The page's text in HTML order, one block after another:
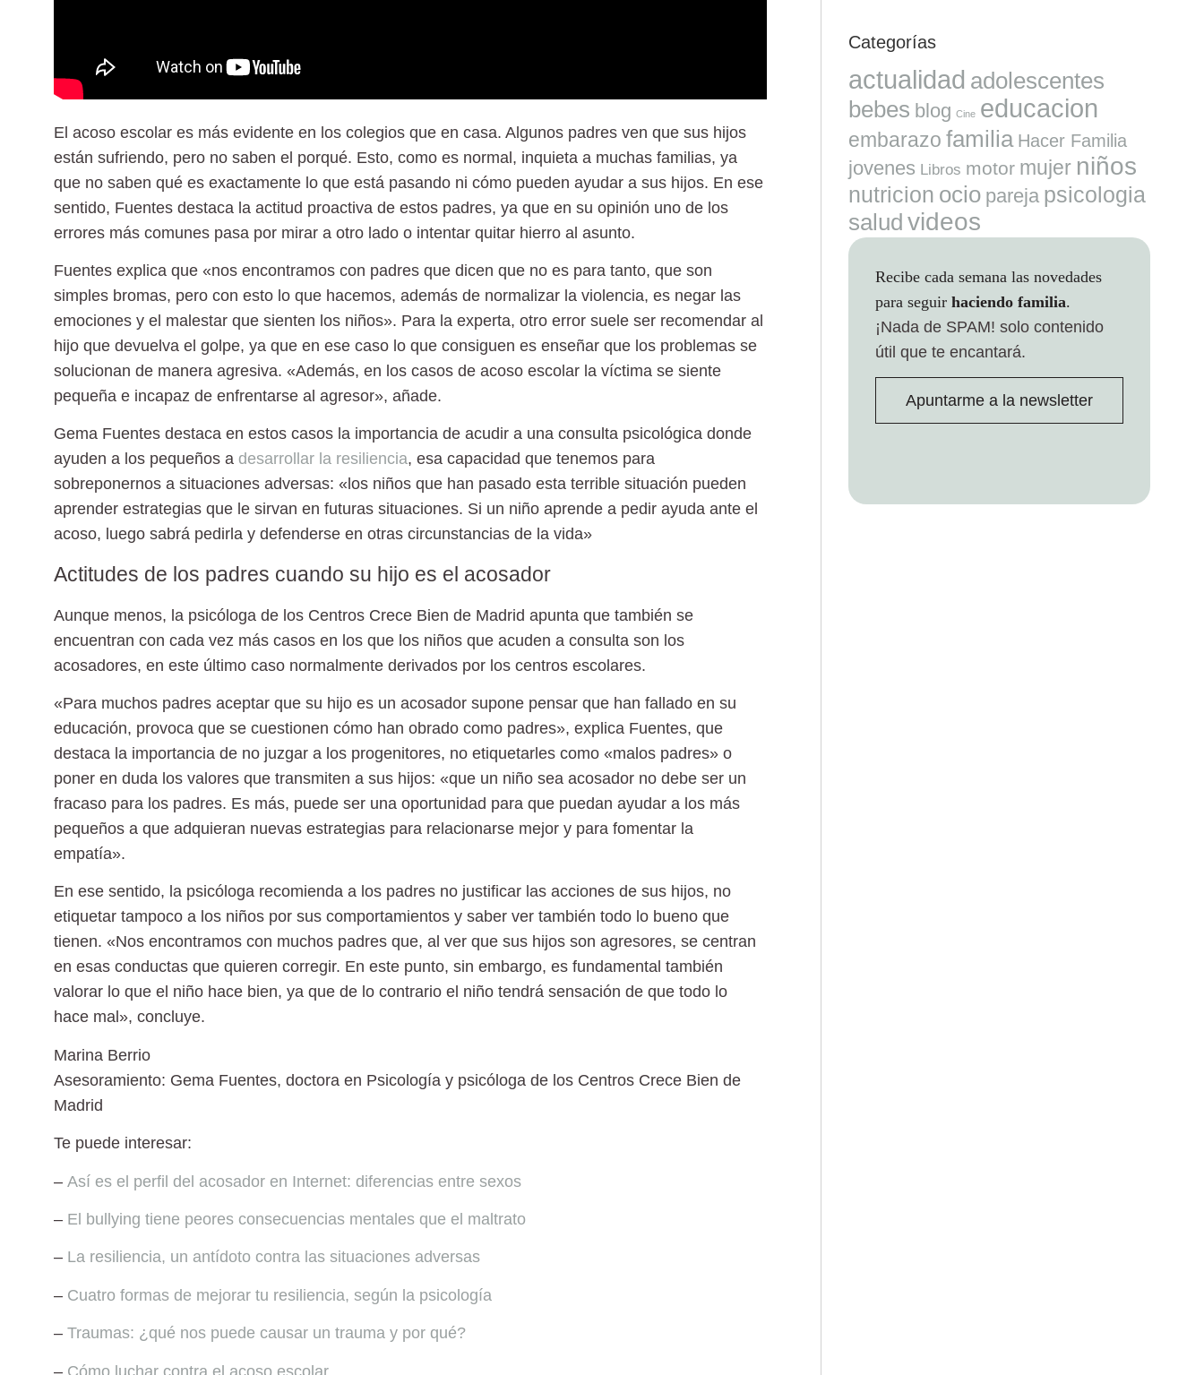
El acoso escolar es más evidente en los colegios que en casa. Algunos padres ven que sus hijos
están sufriendo, pero no saben el porqué. Esto, como es normal, inquieta a muchas familias, ya
que no saben qué es exactamente lo que está pasando ni cómo pueden ayudar a sus hijos. En ese
sentido, Fuentes destaca la actitud proactiva de estos padres, ya que en su opinión uno de los
errores más comunes pasa por mirar a otro lado o intentar quitar hierro al asunto.
Fuentes explica que «nos encontramos con padres que dicen que no es para tanto, que son
simples bromas, pero con esto lo que hacemos, además de normalizar la violencia, es negar las
emociones y el malestar que sienten los niños». Para la experta, otro error suele ser recomendar al
hijo que devuelva el golpe, ya que en ese caso lo que consiguen es enseñar que los problemas se
solucionan de manera agresiva. «Además, en los casos de acoso escolar la víctima se siente
pequeña e incapaz de enfrentarse al agresor», añade.
Gema Fuentes destaca en estos casos la importancia de acudir a una consulta psicológica donde
ayuden a los pequeños a desarrollar la resiliencia, esa capacidad que tenemos para
sobreponernos a situaciones adversas: «los niños que han pasado esta terrible situación pueden
aprender estrategias que le sirvan en futuras situaciones. Si un niño aprende a pedir ayuda ante el
acoso, luego sabrá pedirla y defenderse en otras circunstancias de la vida»
Actitudes de los padres cuando su hijo es el acosador
Aunque menos, la psicóloga de los Centros Crece Bien de Madrid apunta que también se
encuentran con cada vez más casos en los que los niños que acuden a consulta son los
acosadores, en este último caso normalmente derivados por los centros escolares.
«Para muchos padres aceptar que su hijo es un acosador supone pensar que han fallado en su
educación, provoca que se cuestionen cómo han obrado como padres», explica Fuentes, que
destaca la importancia de no juzgar a los progenitores, no etiquetarles como «malos padres» o
poner en duda los valores que transmiten a sus hijos: «que un niño sea acosador no debe ser un
fracaso para los padres. Es más, puede ser una oportunidad para que puedan ayudar a los más
pequeños a que adquieran nuevas estrategias para relacionarse mejor y para fomentar la
empatía».
En ese sentido, la psicóloga recomienda a los padres no justificar las acciones de sus hijos, no
etiquetar tampoco a los niños por sus comportamientos y saber ver también todo lo bueno que
tienen. «Nos encontramos con muchos padres que, al ver que sus hijos son agresores, se centran
en esas conductas que quieren corregir. En este punto, sin embargo, es fundamental también
valorar lo que el niño hace bien, ya que de lo contrario el niño tendrá sensación de que todo lo
hace mal», concluye.
Marina Berrio
Asesoramiento: Gema Fuentes, doctora en Psicología y psicóloga de los Centros Crece Bien de
Madrid
Te puede interesar:
– Así es el perfil del acosador en Internet: diferencias entre sexos
– El bullying tiene peores consecuencias mentales que el maltrato
– La resiliencia, un antídoto contra las situaciones adversas
– Cuatro formas de mejorar tu resiliencia, según la psicología
– Traumas: ¿qué nos puede causar un trauma y por qué?
– Cómo luchar contra el acoso escolar
Categorías
actualidad adolescentes
bebes blog Cine educacion
embarazo familia Hacer Familia
jovenes Libros motor mujer niños
nutricion ocio pareja psicologia
salud videos
Recibe cada semana las novedades
para seguir haciendo familia.
¡Nada de SPAM! solo contenido
útil que te encantará.
Apuntarme a la newsletter